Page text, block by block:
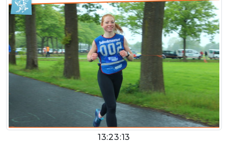
13:23:13